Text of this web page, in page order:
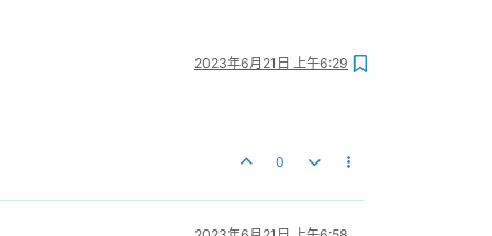
2023年6月21日 上午6:29
0